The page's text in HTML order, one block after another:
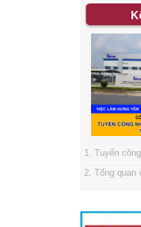
1. Tuyển
Yên
2. Tổng quan
động
4. Tuyển